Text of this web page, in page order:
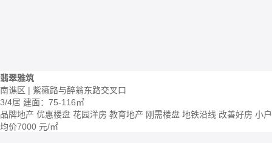
翡翠雅筑
南谯区 | 紫薇路与醉翁东路交叉口
3/4居 建面：75-116㎡
品牌地产 优惠楼盘 花园洋房 教育地产 刚需楼盘 地铁沿线 改善好房 小
均价7000 元/㎡